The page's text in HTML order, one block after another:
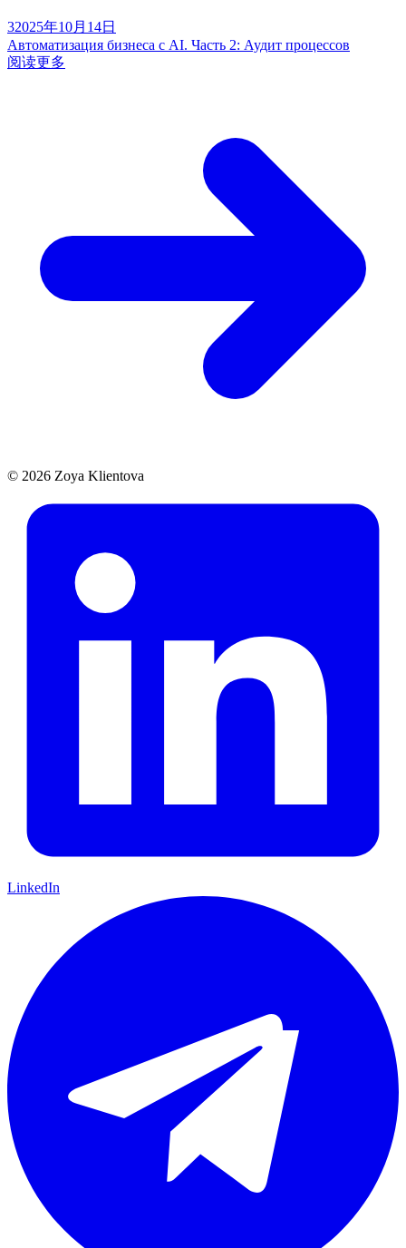
32025年10月14日
Автоматизация бизнеса с AI. Часть 2: Аудит процессов
阅读更多
© 2026 Zoya Klientova
LinkedIn